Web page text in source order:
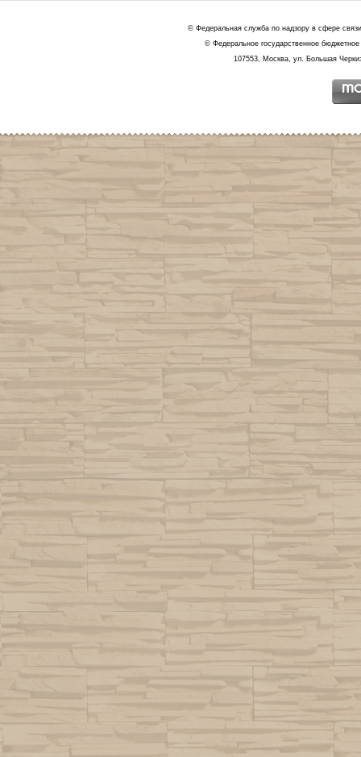
© Федеральная служба по надзору в сфере
© Федеральное государственное
107553, Москва, ул. Большая